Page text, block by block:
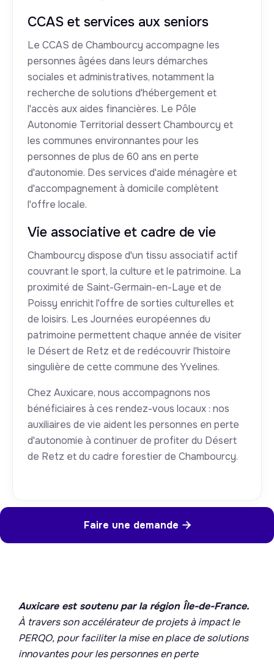
CCAS et services aux seniors
Le CCAS de Chambourcy accompagne les
personnes âgées dans leurs démarches
sociales et administratives, notamment la
recherche de solutions d'hébergement et
l'accès aux aides financières. Le Pôle
Autonomie Territorial dessert Chambourcy et
les communes environnantes pour les
personnes de plus de 60 ans en perte
d'autonomie. Des services d'aide ménagère et
d'accompagnement à domicile complètent
l'offre locale.
Vie associative et cadre de vie
Chambourcy dispose d'un tissu associatif actif
couvrant le sport, la culture et le patrimoine. La
proximité de Saint-Germain-en-Laye et de
Poissy enrichit l'offre de sorties culturelles et
de loisirs. Les Journées européennes du
patrimoine permettent chaque année de visiter
le Désert de Retz et de redécouvrir l'histoire
singulière de cette commune des Yvelines.
Chez Auxicare, nous accompagnons nos
bénéficiaires à ces rendez-vous locaux : nos
auxiliaires de vie aident les personnes en perte
d'autonomie à continuer de profiter du Désert
de Retz et du cadre forestier de Chambourcy.
Faire une demande 
Auxicare est soutenu par la région Île-de-France.
À travers son accélérateur de projets à impact le
PERQO, pour faciliter la mise en place de solutions
innovantes pour les personnes en perte